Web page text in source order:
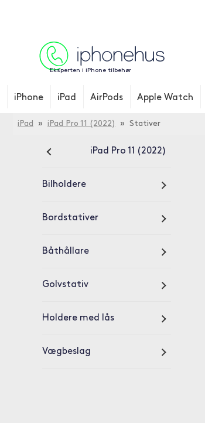
Eksperten i iPhone tilbehør
iPhone iPad AirPods Apple Watch
iPad » iPad Pro 11 (2022) » Stativer
iPad Pro 11 (2022)
Bilholdere
Bordstativer
Båthållare
Golvstativ
Holdere med lås
Vægbeslag